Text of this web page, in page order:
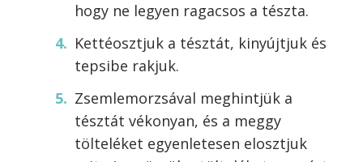
hogy ne legyen ragacsos a tészta.
Kettéosztjuk a tésztát, kinyújtjuk és
tepsibe rakjuk.
Zsemlemorzsával meghintjük a
tésztát vékonyan, és a meggy
tölteléket egyenletesen elosztjuk